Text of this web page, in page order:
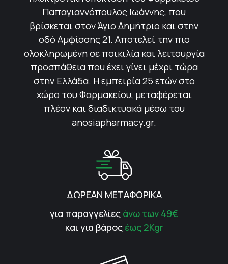
Παπαγιαννόπουλος Ιωάννης, που
βρίσκεται στον Άγιο Δημήτριο και στην
οδό Αμφίσσης 21. Αποτελεί την πιο
ολοκληρωμένη σε ποικιλία και λειτουργία
προσπάθεια που έχει γίνει μέχρι τώρα
στην Ελλάδα. Η εμπειρία 25 ετών στο
χώρο του Φαρμακείου, μεταφέρεται
πλέον και διαδικτυακά μέσω του
anosiapharmacy.gr.
ΔΩΡΕΑΝ ΜΕΤΑΦΟΡΙΚΑ
για παραγγελίες άνω των 49€
και για βάρος έως 2Kgr